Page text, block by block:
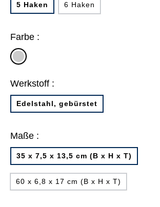
5 Haken 6 Haken
Farbe :
silber
Werkstoff :
Edelstahl, gebürstet
Maße :
35 x 7,5 x 13,5 cm (B x H x T)
60 x 6,8 x 17 cm (B x H x T)